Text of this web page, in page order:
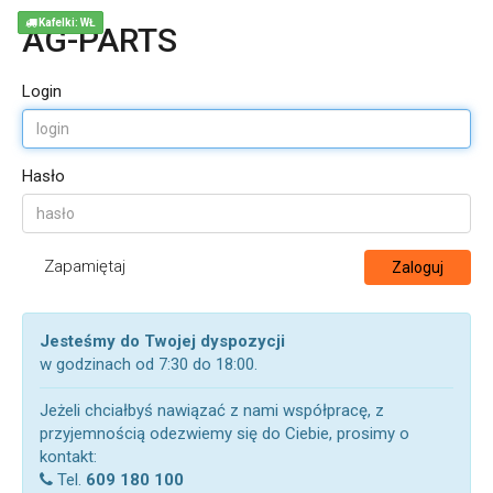
AG-PARTS
Login
Hasło
Zapamiętaj Zaloguj
Jesteśmy do Twojej dyspozycji
w godzinach od 7:30 do 18:00.
Jeżeli chciałbyś nawiązać z nami współpracę, z
przyjemnością odezwiemy się do Ciebie, prosimy o
kontakt:
Tel. 609 180 100
Kafelki: WŁ